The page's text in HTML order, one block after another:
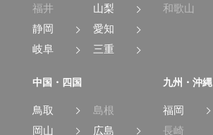
福井
山梨
静岡
愛知
岐阜
三重
和歌山
中国・四国
鳥取
島根
岡山
広島
九州・沖縄
福岡
長崎